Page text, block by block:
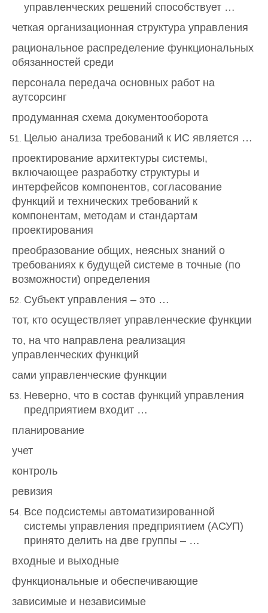
управленческих решений способствует …
четкая организационная структура управления
рациональное распределение функциональных
обязанностей среди
персонала передача основных работ на
аутсорсинг
продуманная схема документооборота
Целью анализа требований к ИС является …
проектирование архитектуры системы,
включающее разработку структуры и
интерфейсов компонентов, согласование
функций и технических требований к
компонентам, методам и стандартам
проектирования
преобразование общих, неясных знаний о
требованиях к будущей системе в точные (по
возможности) определения
Субъект управления – это …
тот, кто осуществляет управленческие функции
то, на что направлена реализация
управленческих функций
сами управленческие функции
Неверно, что в состав функций управления
предприятием входит …
планирование
учет
контроль
ревизия
Все подсистемы автоматизированной
системы управления предприятием (АСУП)
принято делить на две группы – …
входные и выходные
функциональные и обеспечивающие
зависимые и независимые